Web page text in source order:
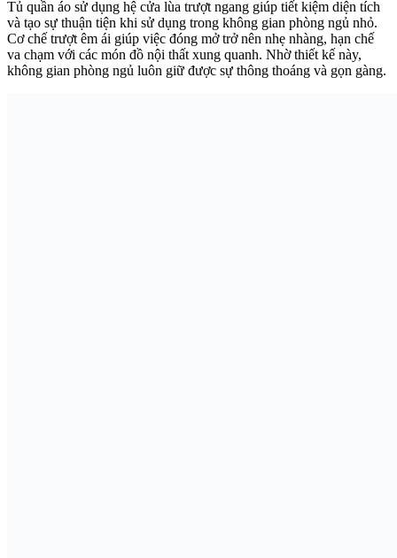
Tủ quần áo sử dụng hệ cửa lùa trượt ngang giúp tiết kiệm diện tích
và tạo sự thuận tiện khi sử dụng trong không gian phòng ngủ nhỏ.
Cơ chế trượt êm ái giúp việc đóng mở trở nên nhẹ nhàng, hạn chế
va chạm với các món đồ nội thất xung quanh. Nhờ thiết kế này,
không gian phòng ngủ luôn giữ được sự thông thoáng và gọn gàng.